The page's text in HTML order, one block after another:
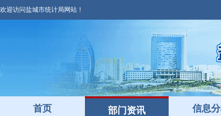
欢迎访问盐城市统计局网站！
首页 部门资讯 信息